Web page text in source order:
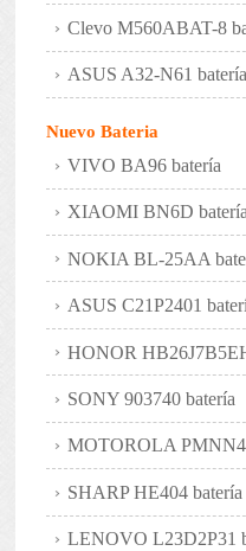
Clevo M560ABAT-8
ASUS A32-N61 batería
Nuevo Bateria
VIVO BA96 batería
XIAOMI BN6D batería
NOKIA BL-25AA
ASUS C21P2401
HONOR
SONY 903740 batería
MOTOROLA
SHARP HE404 batería
LENOVO L23D2P31